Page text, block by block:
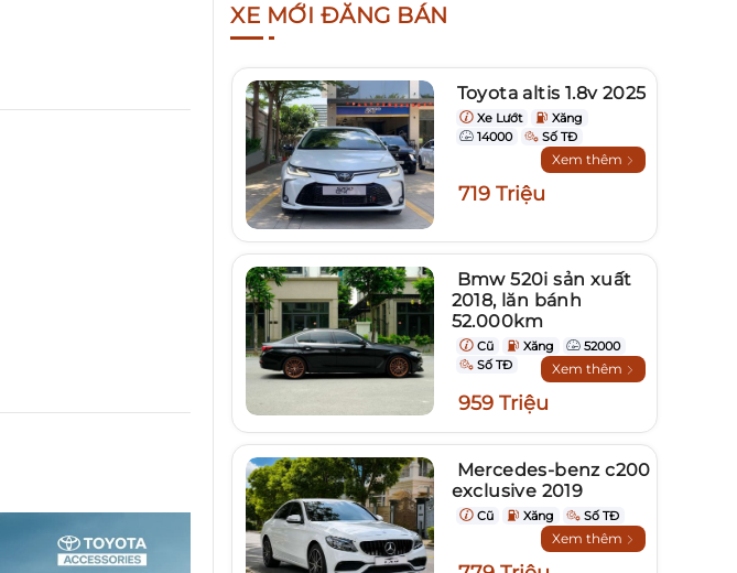
XE MỚI ĐĂNG BÁN
Toyota altis 1.8v 2025
Xe Lướt
Xăng
14000
Số TĐ
Xem thêm
719 Triệu
Bmw 520i sản xuất
2018, lăn bánh
52.000km
Cũ Xăng
52000
Số TĐ
Xem thêm
959 Triệu
Mercedes-benz c200
exclusive 2019
Cũ Xăng Số TĐ
Xem thêm